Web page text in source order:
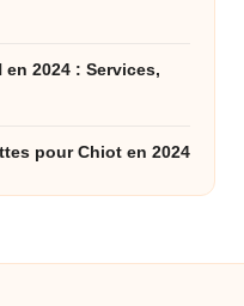
2024 : Services,
pour Chiot en 2024